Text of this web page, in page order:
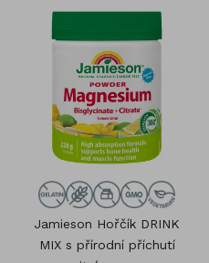
Jamieson Hořčík DRINK
MIX s přírodní příchutí